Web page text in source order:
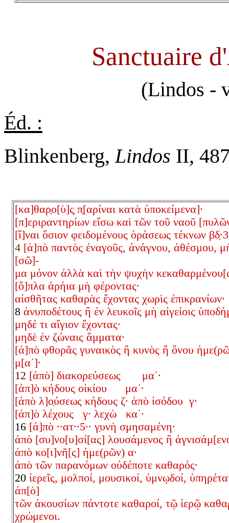
Sanctuaire
(Lindos -
Éd. :
Blinkenberg, Lindos II,
[κα]θαρ̣ο[ὺ]ς̣ π̣[αρίναι κατὰ ὑποκείμενα]·
[π]εριραντηρίων εἴσω καὶ τῶν τοῦ ναοῦ
[ἴ]ναι ὅσιον φειδομένους ὁράσεως τέκνων
4 [ἀ]πὸ παντὸς ἐναγοῦς, ἀνάγνου, ἀθέσμου,
[σῶ]-
μα μόνον ἀλλὰ καὶ τὴν ψυχὴν
[ὅ]πλα ἀρήια μὴ φέροντας·
αἰσθῆτας καθαρὰς ἔχοντας χωρὶς ἐπικρανίων·
8 ἀνυποδέτους ἢ ἐν λευκοῖς μὴ αἰγείοις
μηδέ τι αἴγιον ἔχοντας·
μηδὲ ἐν ζώναις ἅμματα·
[ἀ]πὸ φθορᾶς γυναικὸς ἢ κυνὸς ἢ ὄνου
μ[αʹ]·
12 [ἀπὸ] διακορεύσεως μαʹ·
[ἀπ]ὸ κήδους οἰκίου μαʹ·
[ἀπὸ λ]ο̣ύσεως κήδους ζ· ἀπὸ ἰσόδου γ·
[ἀπ]ὸ λέχους γ· λεχὼ καʹ·
16 [ἀ]πὸ ∙∙ατ∙∙5∙∙ γ̣υνὴ σμησαμένη·
ἀπὸ [συ]νο[υ]σί[ας] λουσάμενος ἢ
ἀπὸ κο[ι]νῆ[ς] ἡμε(ρῶν) α·
ἀπὸ τῶν παρανόμων οὐδέποτε καθαρός·
20 ἰερεῖς, μολποί, μουσικοί, ὑμνῳδοί,
ἀπ[ὸ]
τῶν ἀκουσίων πάντοτε καθαροί, τῷ ἰερῷ
χρώμενοι.